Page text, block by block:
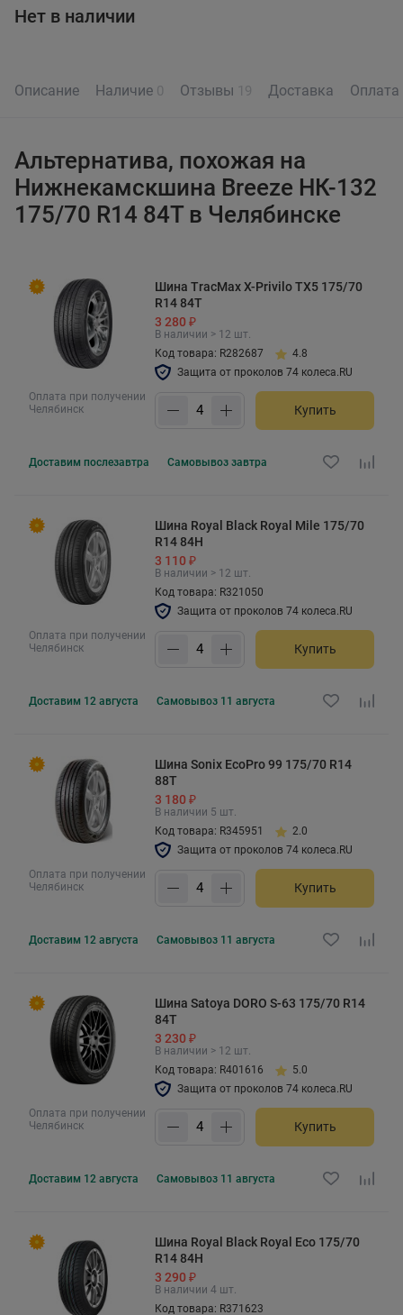
Нет в наличии
Описание Наличие 0 Отзывы 19 Доставка Оплата
Альтернатива, похожая на
Нижнекамскшина Breeze НК-132
175/70 R14 84T в Челябинске
Оплата при получении
Челябинск
Шина TracMax X-Privilo TX5 175/70
R14 84T
3 280 ₽
В наличии > 12 шт.
Код товара: R282687
4.8
Защита от проколов 74 колеса.RU
Купить
Доставим послезавтра Самовывоз завтра
Оплата при получении
Челябинск
Шина Royal Black Royal Mile 175/70
R14 84H
3 110 ₽
В наличии > 12 шт.
Код товара: R321050
Защита от проколов 74 колеса.RU
Купить
Доставим 12 августа Самовывоз 11 августа
Оплата при получении
Челябинск
Шина Sonix EcoPro 99 175/70 R14
88T
3 180 ₽
В наличии 5 шт.
Код товара: R345951
2.0
Защита от проколов 74 колеса.RU
Купить
Доставим 12 августа Самовывоз 11 августа
Оплата при получении
Челябинск
Шина Satoya DORO S-63 175/70 R14
84T
3 230 ₽
В наличии > 12 шт.
Код товара: R401616
5.0
Защита от проколов 74 колеса.RU
Купить
Доставим 12 августа Самовывоз 11 августа
Шина Royal Black Royal Eco 175/70
R14 84H
3 290 ₽
В наличии 4 шт.
Код товара: R371623